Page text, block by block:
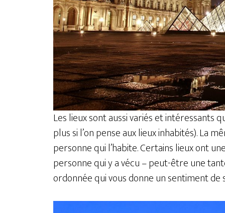
Les lieux sont aussi variés et
plus si l’on pense aux lieux inhabités). La
personne qui l’habite. Certains lieux ont
personne qui y a vécu – peut-être une
ordonnée qui vous donne un sentiment de